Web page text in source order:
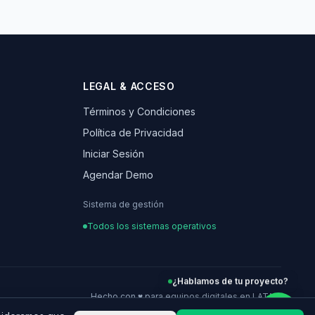
LEGAL & ACCESO
Términos y Condiciones
Política de Privacidad
Iniciar Sesión
Agendar Demo
Sistema de gestión
Todos los sistemas operativos
Hecho con ♥ para equipos digitales en LATAM
¿Hablamos de tu proyecto?